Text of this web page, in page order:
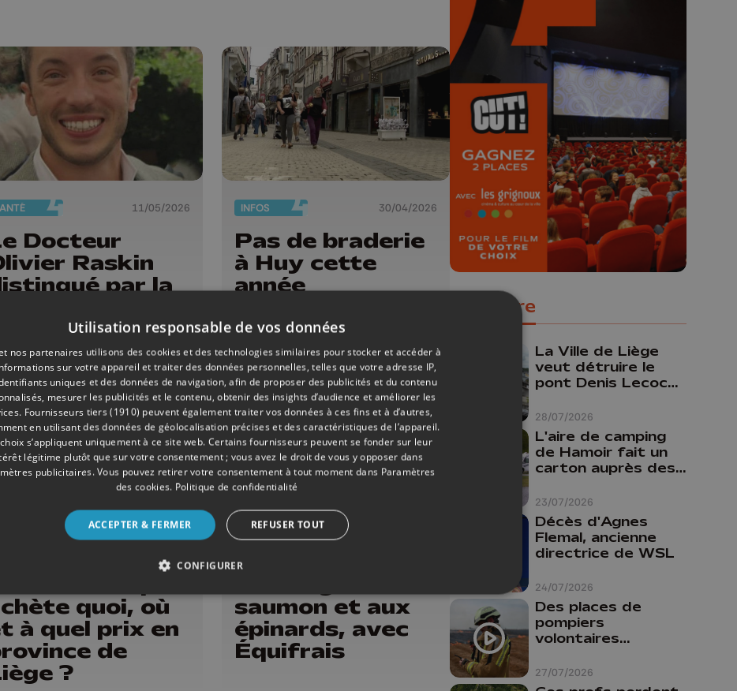
11/05/2026
Docteur
Raskin
par la
Orthopaedica
INFOS 30/04/2026
Pas de braderie
à Huy cette
année
quoi, où
à quel prix en
de
?
saumon et aux
épinards, avec
Équifrais
🎬 Concours CUT x
Les Grignoux ✨
Concours permanent - 2 places à
gagner chaque semaine !
Populaire
28/07/2026
La Ville de Liège
veut détruire le
pont Denis Lecocq
budget pour le
faire
23/07/2026
L'aire de camping
de Hamoir fait un
carton auprès des
24/07/2026
Décès d'Agnes
Flemal, ancienne
directrice de WSL
27/07/2026
Des places de
pompiers
volontaires
province de Liège :
"Un citoyen qui
Utilisation responsable de vos données
nos partenaires utilisons des cookies et des technologies similaires pour stocker et accéder à
sur votre appareil et traiter des données personnelles, telles que votre adresse IP,
uniques et des données de navigation, afin de proposer des publicités et du contenu
mesurer les publicités et le contenu, obtenir des insights d’audience et améliorer les
Fournisseurs tiers (1910) peuvent également traiter vos données à ces fins et à d’autres,
en utilisant des données de géolocalisation précises et des caractéristiques de l’appareil.
s’appliquent uniquement à ce site web. Certains fournisseurs peuvent se fonder sur leur
légitime plutôt que sur votre consentement ; vous avez le droit de vous y opposer dans
publicitaires. Vous pouvez retirer votre consentement à tout moment dans Paramètres
des cookies. Politique de confidentialité
ACCEPTER & FERMER REFUSER TOUT
CONFIGURER